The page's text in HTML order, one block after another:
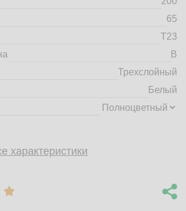
улица, 1А
ТД "Брянский картон" Все права защищены,
строго запрещено.
65
Т23
B
Трехслойный
Белый
характеристики